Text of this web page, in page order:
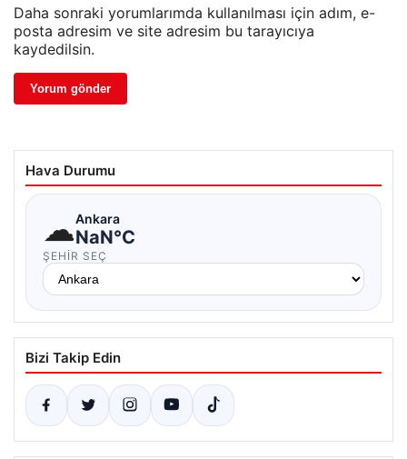
Daha sonraki yorumlarımda kullanılması için adım, e-
posta adresim ve site adresim bu tarayıcıya
kaydedilsin.
Hava Durumu
☁Ankara
NaN°C
ŞEHIR SEÇ
Bizi Takip Edin